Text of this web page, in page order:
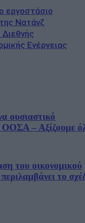
εργοστάσιο
Νατάνζ
Διεθνής
Ενέργειας
ουσιαστικό
ΟΟΣΑ – Αξίζουμε
του οικονομικού
το